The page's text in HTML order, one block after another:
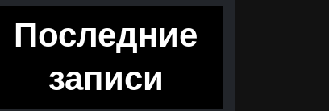
Последние
записи